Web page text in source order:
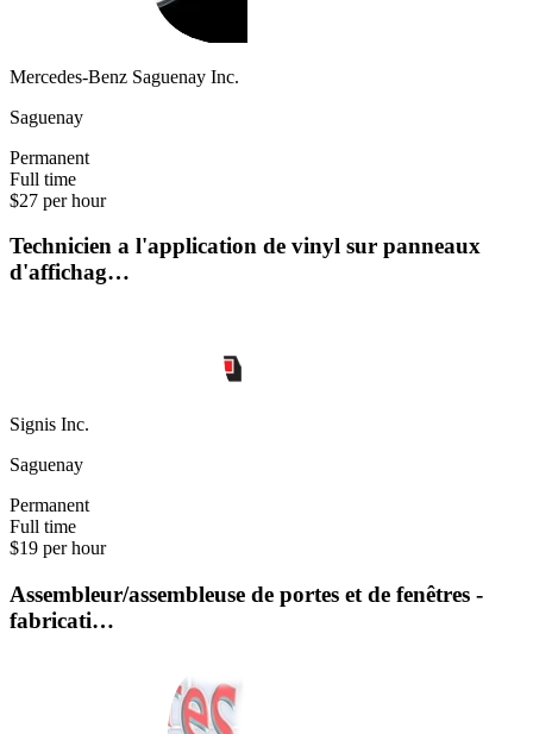
Mercedes-Benz Saguenay Inc.
Saguenay
Permanent
Full time
$27 per hour
Technicien a l'application de vinyl sur panneaux
d'affichag…
Signis Inc.
Saguenay
Permanent
Full time
$19 per hour
Assembleur/assembleuse de portes et de fenêtres -
fabricati…